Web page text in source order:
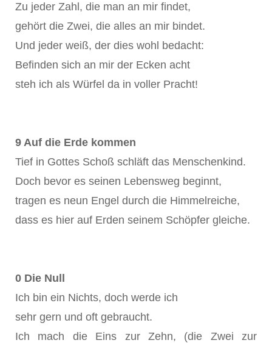
Zu jeder Zahl, die man an mir findet,
gehört die Zwei, die alles an mir bindet.
Und jeder weiß, der dies wohl bedacht:
Befinden sich an mir der Ecken acht
steh ich als Würfel da in voller Pracht!
9 Auf die Erde kommen
Tief in Gottes Schoß schläft das Menschenkind.
Doch bevor es seinen Lebensweg beginnt,
tragen es neun Engel durch die Himmelreiche,
dass es hier auf Erden seinem Schöpfer gleiche.
0 Die Null
Ich bin ein Nichts, doch werde ich
sehr gern und oft gebraucht.
Ich mach die Eins zur Zehn, (die Zwei zur